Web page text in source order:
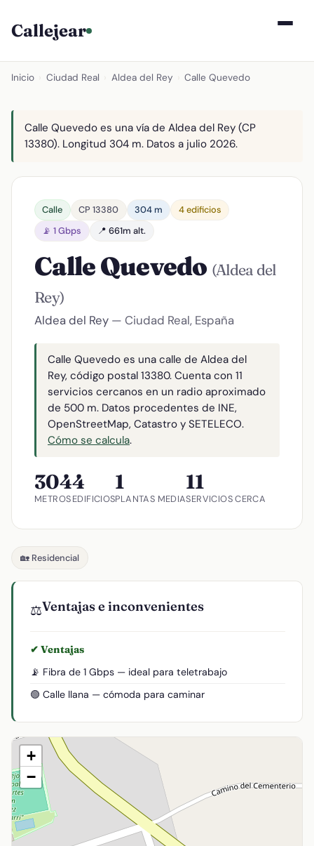
Callejear
Inicio Ciudad Real Aldea del Rey Calle Quevedo
Calle Quevedo es una vía de Aldea del Rey (CP
13380). Longitud 304 m. Datos a julio 2026.
Calle CP 13380 304 m
4 edificios
📡 1 Gbps
📍 661m alt.
Calle Quevedo (Aldea del
Rey)
Aldea del Rey — Ciudad Real, España
Calle Quevedo es una calle de Aldea del
Rey, código postal 13380. Cuenta con 11
servicios cercanos en un radio aproximado
de 500 m. Datos procedentes de INE,
OpenStreetMap, Catastro y SETELECO.
Cómo se calcula.
304
METROS
4
EDIFICIOS
1
PLANTAS MEDIA
11
SERVICIOS CERCA
🏡 Residencial
⚖️Ventajas e inconvenientes
✔ Ventajas
📡 Fibra de 1 Gbps — ideal para teletrabajo
🟢 Calle llana — cómoda para caminar
+
−